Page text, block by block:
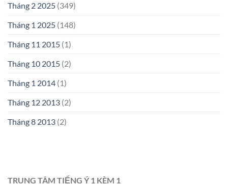
Tháng 2 2025 (349)
Tháng 1 2025 (148)
Tháng 11 2015 (1)
Tháng 10 2015 (2)
Tháng 1 2014 (1)
Tháng 12 2013 (2)
Tháng 8 2013 (2)
TRUNG TÂM TIẾNG Ý 1 KÈM 1